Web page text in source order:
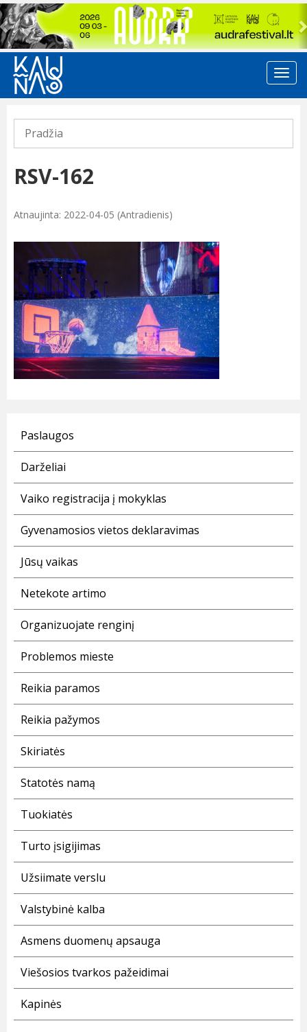
Previous
Pradžia
RSV-162
Atnaujinta: 2022-04-05 (Antradienis)
Paslaugos
Darželiai
Vaiko registracija į mokyklas
Gyvenamosios vietos deklaravimas
Jūsų vaikas
Netekote artimo
Organizuojate renginį
Problemos mieste
Reikia paramos
Reikia pažymos
Skiriatės
Statotės namą
Tuokiatės
Turto įsigijimas
Užsiimate verslu
Valstybinė kalba
Asmens duomenų apsauga
Viešosios tvarkos pažeidimai
Kapinės